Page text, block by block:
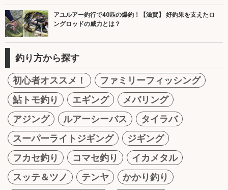
アユルアー釣行で40匹の爆釣！【滋賀】 好釣果を支えたロ
ングロッドの威力とは？
釣り方から探す
初心者オススメ！
ファミリーフィッシング
鮎トモ釣り
エギング
メバリング
アジング
ルアーシーバス
タイラバ
スーパーライトジギング
ジギング
フカセ釣り
コマセ釣り
イカメタル
スッテ＆ツノ
テンヤ
かかり釣り